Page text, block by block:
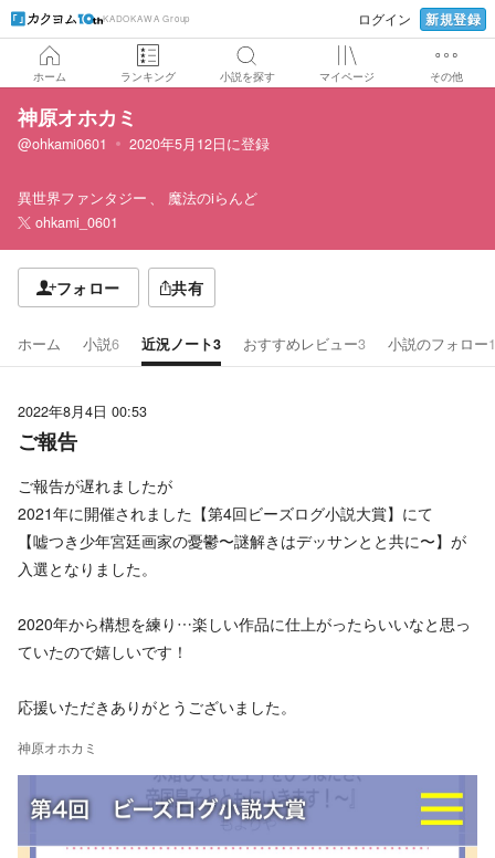
KADOKAWA Group ログイン 新規登録
ホーム ランキング 小説を探す マイページ その他
神原オホカミ
@ohkami0601 2020年5月12日に登録
異世界ファンタジー
魔法のiらんど
ohkami_0601
フォロー 共有
ホーム 小説6 近況ノート3 おすすめレビュー3 小説のフォロー1
2022年8月4日 00:53
ご報告
ご報告が遅れましたが
2021年に開催されました【第4回ビーズログ小説大賞】にて
【嘘つき少年宮廷画家の憂鬱〜謎解きはデッサンとと共に〜】が
入選となりました。
2020年から構想を練り…楽しい作品に仕上がったらいいなと思っ
ていたので嬉しいです！
応援いただきありがとうございました。
神原オホカミ